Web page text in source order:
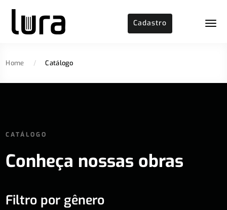
Cadastro
Home / Catálogo
CATÁLOGO
Conheça nossas obras
Filtro por gênero